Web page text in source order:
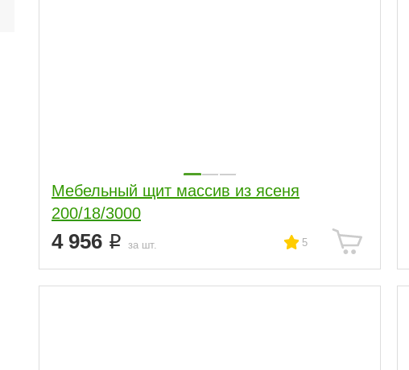
Мебельный щит массив из ясеня
200/18/3000
4 956 за шт. 5